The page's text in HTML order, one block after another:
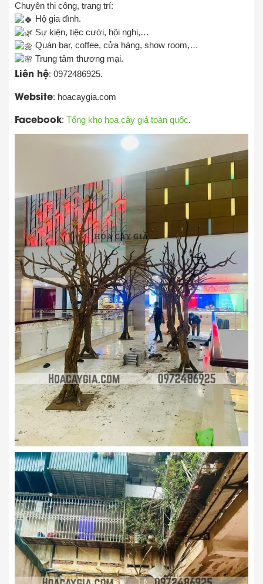
Chuyên thi công, trang trí:
Hộ gia đình.
Sự kiện, tiệc cưới, hội nghị,…
Quán bar, coffee, cửa hàng, show room,…
Trung tâm thương mại.
Liên hệ: 0972486925.
Website: hoacaygia.com
Facebook: Tổng kho hoa cây giả toàn quốc.